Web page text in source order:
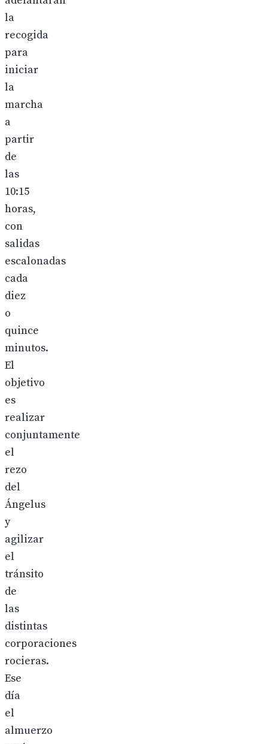
la
recogida
para
iniciar
la
marcha
a
partir
de
las
10:15
horas,
con
salidas
escalonadas
cada
diez
o
quince
minutos.
El
objetivo
es
realizar
conjuntamente
el
rezo
del
Ángelus
y
agilizar
el
tránsito
de
las
distintas
corporaciones
rocieras.
Ese
día
el
almuerzo